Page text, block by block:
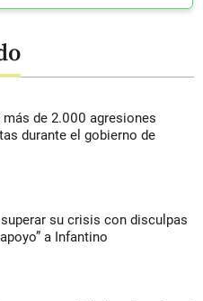
más de 2.000 agresiones
durante el gobierno de
su crisis con disculpas
a Infantino